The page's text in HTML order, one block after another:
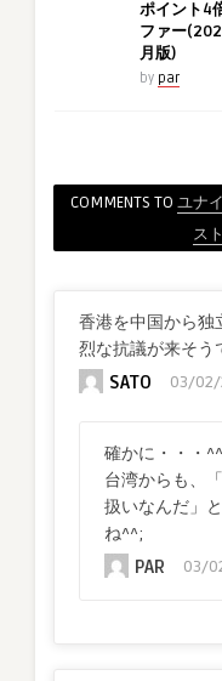
ポイント4
ファー
月版)
by par
COMMENTS TO ユナ
ス
香港を中国から独
烈な抗議が来そう
SATO 03/
確かに・・・
台湾からも、
扱いなんだ」
ね^^;
PAR 03/